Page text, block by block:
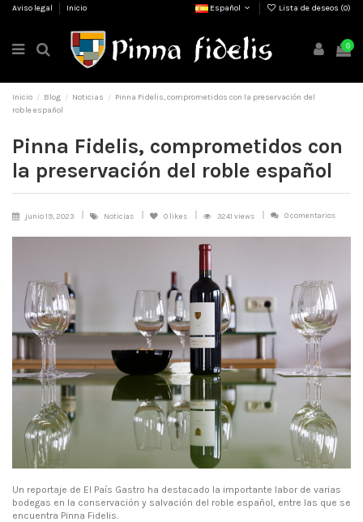
Aviso legal Inicio Español Lista de deseos (0)
0
Inicio Blog Noticias
Pinna Fidelis, comprometidos con la preservación del
roble español
Pinna Fidelis, comprometidos con
la preservación del roble español
junio 19, 2023 Noticias 0 likes 3241 views 0 comentarios
Un reportaje de El País Gastro ha destacado la importante labor de varias
bodegas en la conservación y salvación del roble español, entre las que se
encuentra Pinna Fidelis.